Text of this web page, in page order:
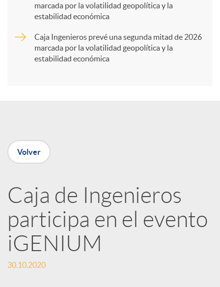
n
e
d
e
marcada por la volatilidad geopolítica y la
estabilidad económica
Caja Ingenieros prevé una segunda mitad de 2026
marcada por la volatilidad geopolítica y la
estabilidad económica
Volver
Caja de Ingenieros
participa en el evento
iGENIUM
30.10.2020